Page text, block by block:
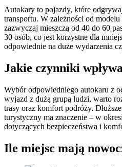
Autokary to pojazdy, które
transportu. W zależności od
zazwyczaj mieszczą od 40 do 60
30 osób, co jest korzystne dla
odpowiednie na duże wydarzenia
Jakie czynniki
Wybór odpowiedniego autokaru z
wyjazd z dużą grupą ludzi, warto
trasy oraz komfort podróży.
turystyczny ma znaczenie – w
dotyczących bezpieczeństwa i
Ile miejsc mają